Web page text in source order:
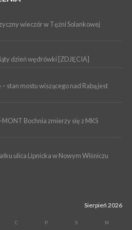
strażaków z OSP Okocim!
weekend XIX Borzęckie Święto
Steczkowska
wieczór w Tężni Solankowej
dzień wędrówki [ZDJĘCIA]
stan mostu wiszącego nad Rabą jest
Bochnia zmierzy się z MKS
ulica Lipnicka w Nowym Wiśniczu
Sierpień 2026
C P S N